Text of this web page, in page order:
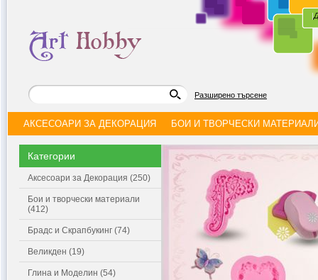
|
Разширено търсене
АКСЕСОАРИ ЗА ДЕКОРАЦИЯ БОИ И ТВОРЧЕСКИ
Категории
Аксесоари за Декорация (250)
Бои и творчески материали
(412)
Брадс и Скрапбукинг (74)
Великден (19)
Глина и Моделин (54)